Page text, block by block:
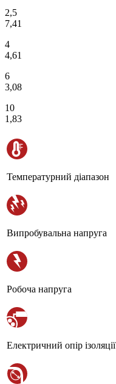
2,5
7,41
4
4,61
6
3,08
10
1,83
Температурний діапазон
Випробувальна напруга
Робоча напруга
Електричний опір ізоляції